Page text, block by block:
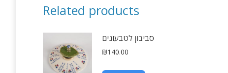
Related products
סביבון לטבעונים
₪140.00